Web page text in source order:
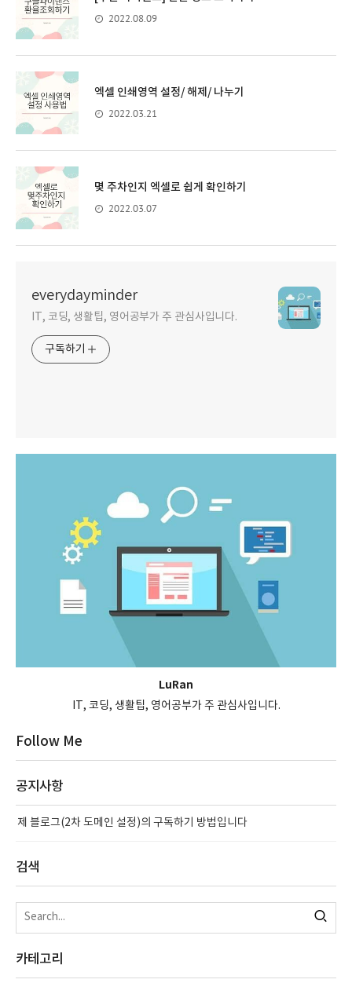
2022.08.09
엑셀 인쇄영역 설정/ 해제/ 나누기
2022.03.21
몇 주차인지 엑셀로 쉽게 확인하기
2022.03.07
everydayminder
IT, 코딩, 생활팁, 영어공부가 주 관심사입니다.
구독하기
LuRan
IT, 코딩, 생활팁, 영어공부가 주 관심사입니다.
Follow Me
공지사항
제 블로그(2차 도메인 설정)의 구독하기 방법입니다
검색
카테고리